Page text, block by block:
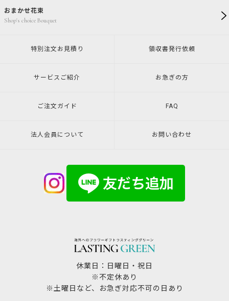
おまかせ花束
Shop's choice Bouquet
特別注文 お見積り 領収書発行依頼
サービスご紹介 お急ぎの方
ご注文ガイド FAQ
法人会員について お問い合わせ
休業日：日曜日・祝日
※不定休あり
※土曜日など、お急ぎ対応不可の日あり